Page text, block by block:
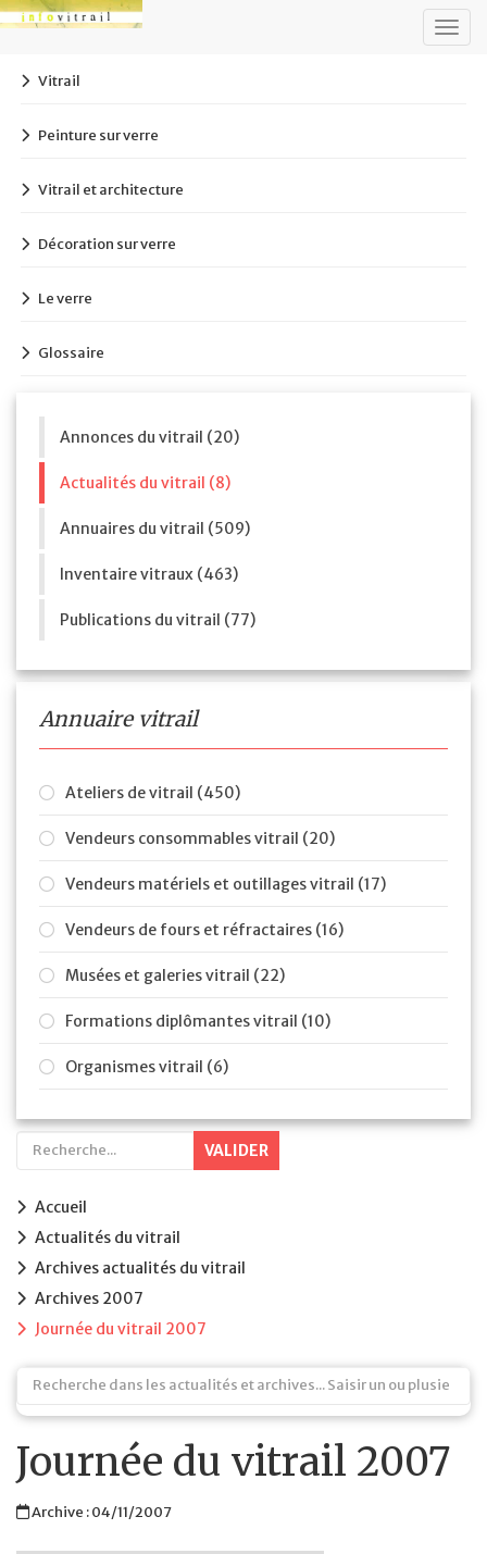
Vitrail
Peinture sur verre
Vitrail et architecture
Décoration sur verre
Le verre
Glossaire
Annonces du vitrail (20)
Actualités du vitrail (8)
Annuaires du vitrail (509)
Inventaire vitraux (463)
Publications du vitrail (77)
Annuaire vitrail
Ateliers de vitrail (450)
Vendeurs consommables vitrail (20)
Vendeurs matériels et outillages vitrail (17)
Vendeurs de fours et réfractaires (16)
Musées et galeries vitrail (22)
Formations diplômantes vitrail (10)
Organismes vitrail (6)
VALIDER
Accueil
Actualités du vitrail
Archives actualités du vitrail
Archives 2007
Journée du vitrail 2007
Journée du vitrail 2007
Archive : 04/11/2007